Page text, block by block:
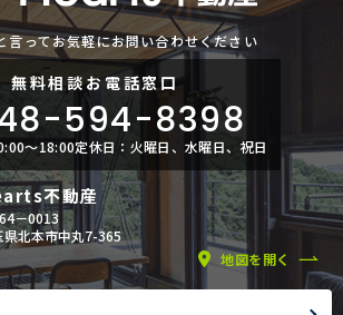
言ってお気軽にお問い合わせください
無料相談お電話窓口
594-8398
〜18:00定休日：火曜日、水曜日、祝日
不動産
－0013
県北本市中丸7-365
地図を開く